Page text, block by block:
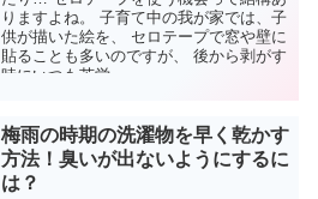
りますよね。 子育て中の我が家では、子
供が描いた絵を、 セロテープで窓や壁に
貼ることも多いのですが、 後から剥がす
時にいつも苦労...
梅雨の時期の洗濯物を早く乾かす
方法！臭いが出ないようにするに
は？